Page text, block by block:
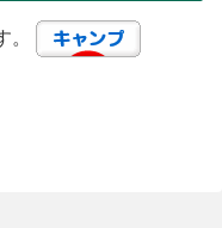
。